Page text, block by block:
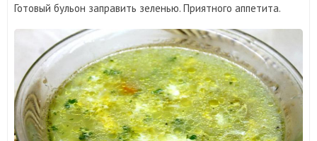
Готовый бульон заправить зеленью. Приятного аппетита.